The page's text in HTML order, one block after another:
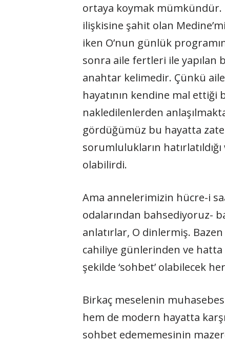
ortaya koymak mümkündür.
ilişkisine şahit olan
iken O’nun günlük
sonra aile fertleri ile yapılan
anahtar kelimedir. Çünkü
hayatının kendine mal
nakledilenlerden
gördüğümüz bu hayatta
sorumlulukların
olabilirdi.
Ama annelerimizin hücre-i
odalarından bahsediyoruz-
anlatırlar, O dinlermiş.
cahiliye günlerinden ve hatta
şekilde ‘sohbet’ olabilecek
Birkaç meselenin
hem de modern hayatta
sohbet edememesinin